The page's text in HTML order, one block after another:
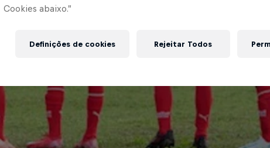
Cookies abaixo.”
Definições de cookies Rejeitar Todos